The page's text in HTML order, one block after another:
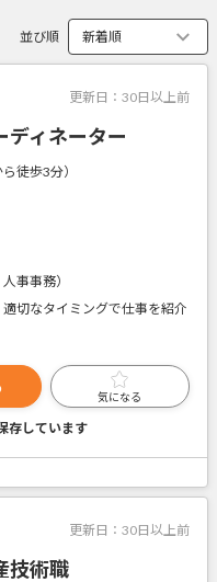
並び順
更新日： 30日以上前
ディネーター
徒歩3分）
事事務）
切なタイミングで仕事を紹介
気になる
存しています
更新日： 30日以上前
技術職